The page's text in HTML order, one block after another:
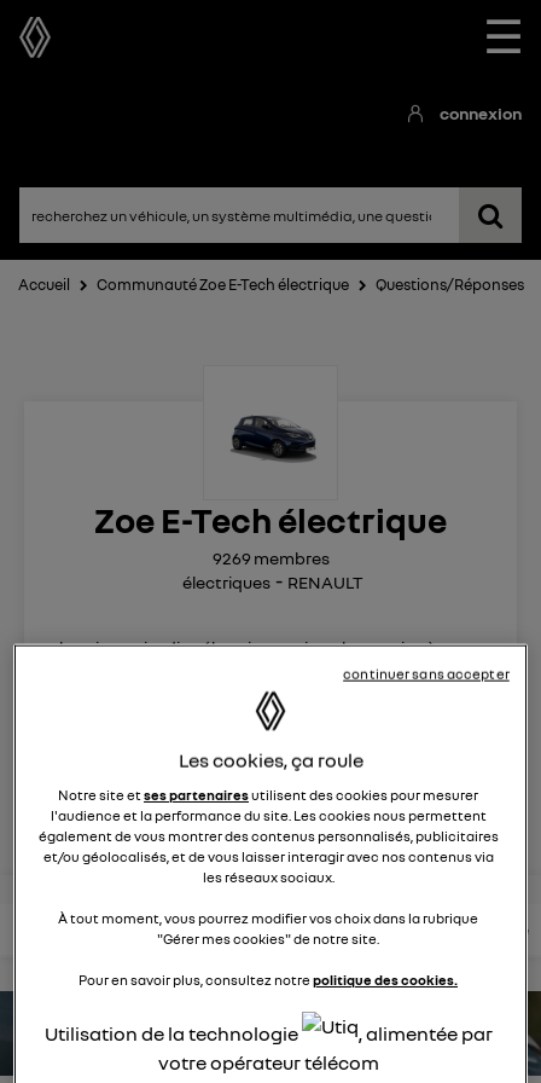
☰
connexion
Accueil Communauté Zoe E-Tech électrique Questions/Réponses
Zoe E-Tech électrique
électriques RENAULT
9269 membres
la voiture citadine électrique qui ne change rien à votre
quotidien et ça change tout
posez une question
rejoignez
lire les questions lire les articles consultez votre notice
estimez votre autonomie
Les cookies, ça roule
Notre site etses partenairesutilisent des cookies pour mesurer
l'audience et la performance du site. Les cookies nous permettent
également de vous montrer des contenus personnalisés, publicitaires
et/ou géolocalisés, et de vous laisser interagir avec nos contenus via
les réseaux sociaux.
À tout moment, vous pourrez modifier vos choix dans la rubrique
"Gérer mes cookies" de notre site.
Pour en savoir plus, consultez notrepolitique des cookies.
Utilisation de la technologie
, alimentée par
votre opérateur télécom
continuer sans accepter